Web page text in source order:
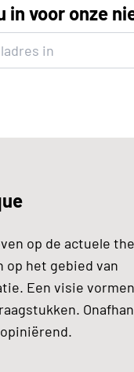
in voor onze
op de actuele
op het gebied van
Een visie